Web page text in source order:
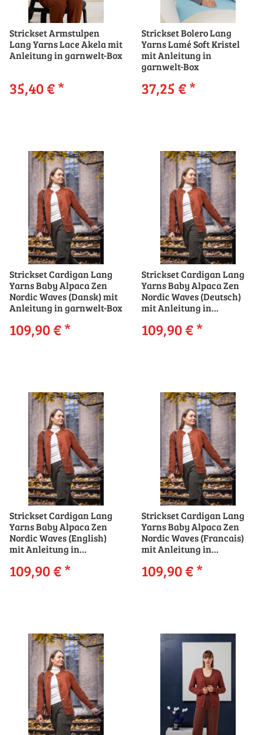
Strickset Armstulpen
Lang Yarns Lace Akela mit
Anleitung in garnwelt-Box
35,40 €*
Strickset Bolero Lang
Yarns Lamé Soft Kristel
mit Anleitung in
garnwelt-Box
37,25 €*
Strickset Cardigan Lang
Yarns Baby Alpaca Zen
Nordic Waves (Dansk) mit
Anleitung in garnwelt-Box
109,90 €*
Strickset Cardigan Lang
Yarns Baby Alpaca Zen
Nordic Waves (Deutsch)
mit Anleitung in
109,90 €*
Strickset Cardigan Lang
Yarns Baby Alpaca Zen
Nordic Waves (English)
mit Anleitung in
109,90 €*
Strickset Cardigan Lang
Yarns Baby Alpaca Zen
Nordic Waves (Francais)
mit Anleitung in
109,90 €*